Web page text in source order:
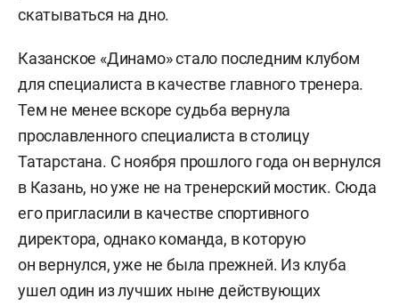
скатываться на дно.
Казанское «Динамо» стало последним клубом
для специалиста в качестве главного тренера.
Тем не менее вскоре судьба вернула
прославленного специалиста в столицу
Татарстана. С ноября прошлого года он вернулся
в Казань, но уже не на тренерский мостик. Сюда
его пригласили в качестве спортивного
директора, однако команда, в которую
он вернулся, уже не была прежней. Из клуба
ушел один из лучших ныне действующих